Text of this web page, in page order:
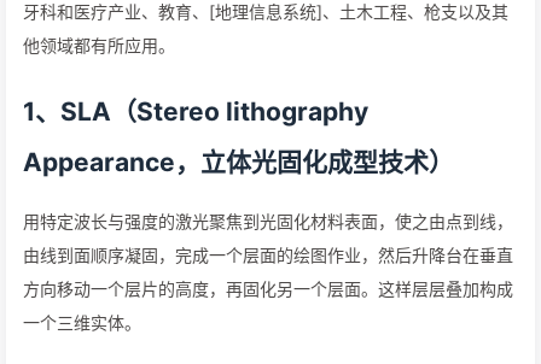
牙科和医疗产业、教育、[地理信息系统]、土木工程、枪支以及其
他领域都有所应用。
1、SLA（Stereo lithography
Appearance，立体光固化成型技术）
用特定波长与强度的激光聚焦到光固化材料表面，使之由点到线，
由线到面顺序凝固，完成一个层面的绘图作业，然后升降台在垂直
方向移动一个层片的高度，再固化另一个层面。这样层层叠加构成
一个三维实体。